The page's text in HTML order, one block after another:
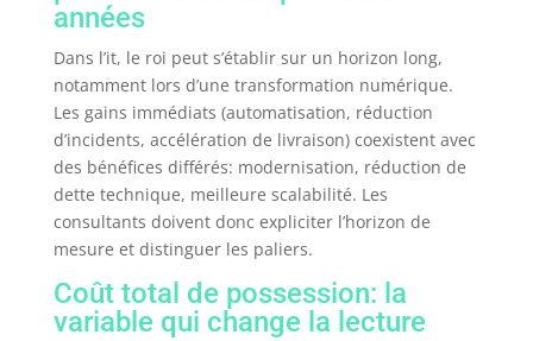
années
Dans l’it, le roi peut s’établir sur un horizon long,
notamment lors d’une transformation numérique.
Les gains immédiats (automatisation, réduction
d’incidents, accélération de livraison) coexistent avec
des bénéfices différés: modernisation, réduction de
dette technique, meilleure scalabilité. Les
consultants doivent donc expliciter l’horizon de
mesure et distinguer les paliers.
Coût total de possession: la
variable qui change la lecture